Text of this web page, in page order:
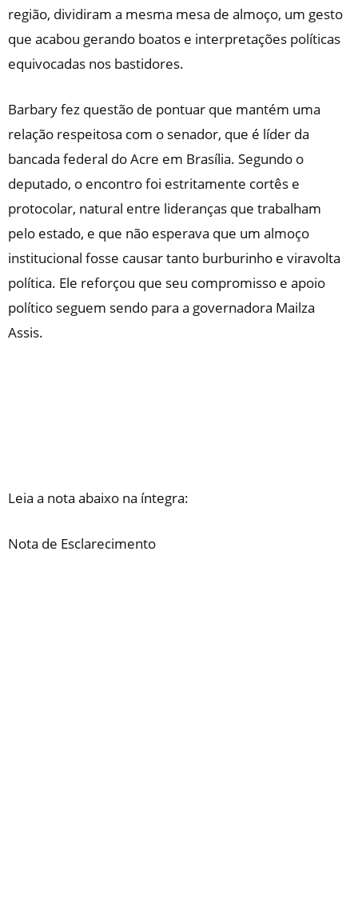
região, dividiram a mesma mesa de almoço, um gesto
que acabou gerando boatos e interpretações políticas
equivocadas nos bastidores.
​Barbary fez questão de pontuar que mantém uma
relação respeitosa com o senador, que é líder da
bancada federal do Acre em Brasília. Segundo o
deputado, o encontro foi estritamente cortês e
protocolar, natural entre lideranças que trabalham
pelo estado, e que não esperava que um almoço
institucional fosse causar tanto burburinho e viravolta
política. Ele reforçou que seu compromisso e apoio
político seguem sendo para a governadora Mailza
Assis.
​Leia a nota abaixo na íntegra:
​Nota de Esclarecimento